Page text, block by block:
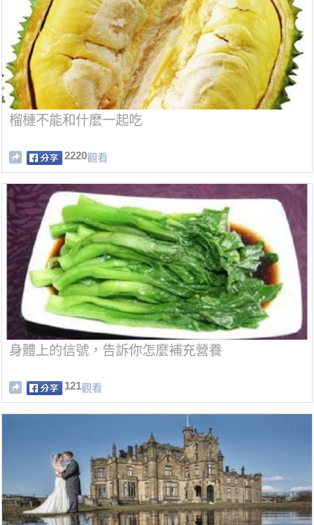
榴槤不能和什麽一起吃
2220觀看
身體上的信號，告訴你怎麼補充營養
121觀看